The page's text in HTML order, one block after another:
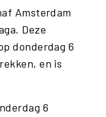
Amsterdam
Deze
donderdag 6
en is
6